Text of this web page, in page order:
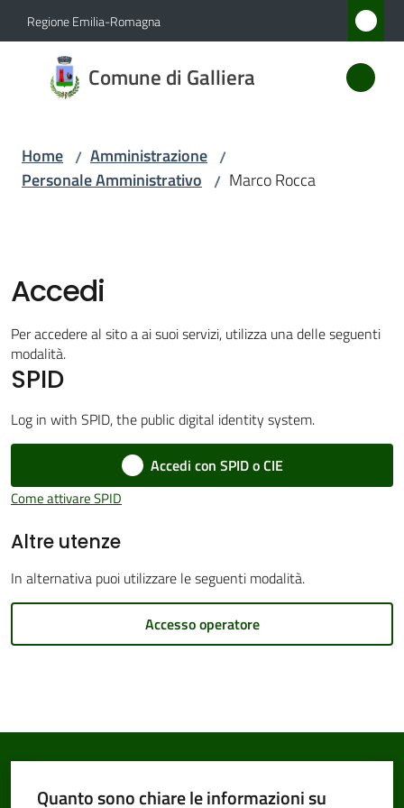
Vai al contenuto
Vai alla navigazione
Vai al footer
Regione Emilia-Romagna
Comune di Galliera
Comune
di
Servizi
Vivere
Galliera
Amministrazione
Tutti
Home / Amministrazione /
Personale Amministrativo / Marco Rocca
Accedi
Per accedere al sito a ai suoi servizi, utilizza una delle seguenti
modalità.
SPID
Log in with SPID, the public digital identity system.
Accedi con SPID o CIE
Come attivare SPID
Altre utenze
In alternativa puoi utilizzare le seguenti modalità.
Accesso operatore
Quanto sono chiare le informazioni su